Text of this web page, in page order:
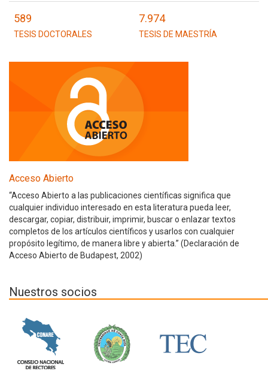
589
TESIS DOCTORALES
7.974
TESIS DE MAESTRÍA
Acceso Abierto
“Acceso Abierto a las publicaciones científicas significa que
cualquier individuo interesado en esta literatura pueda leer,
descargar, copiar, distribuir, imprimir, buscar o enlazar textos
completos de los artículos científicos y usarlos con cualquier
propósito legítimo, de manera libre y abierta.” (Declaración de
Acceso Abierto de Budapest, 2002)
Nuestros socios